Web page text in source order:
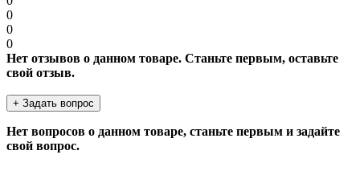
0
0
0
Нет отзывов о данном товаре. Станьте первым, оставьте
свой отзыв.
+ Задать вопрос
Нет вопросов о данном товаре, станьте первым и задайте
свой вопрос.